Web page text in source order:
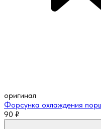
оригинал
Форсунка охлаждения
90 ₽